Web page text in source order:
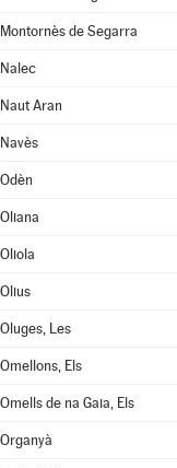
Montornès de Segarra
Nalec
Naut Aran
Navès
Odèn
Oliana
Oliola
Olius
Oluges, Les
Omellons, Els
Omells de na Gaia, Els
Organyà